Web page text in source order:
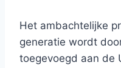
Het ambachtelijke
generatie wordt
toegevoegd aan de